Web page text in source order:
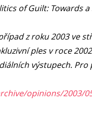
of Guilt: Towards
z roku 2003 ve
ples v roce
výstupech. Pro
opinions/2003/